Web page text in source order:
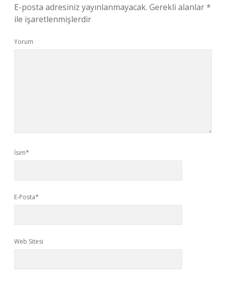
E-posta adresiniz yayınlanmayacak. Gerekli alanlar*
ile işaretlenmişlerdir
Yorum
İsim*
E-Posta*
Web Sitesi